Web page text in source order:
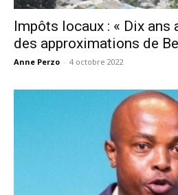
Impôts locaux : « Dix ans
des approximations de
Anne Perzo - 4 octobre 2022